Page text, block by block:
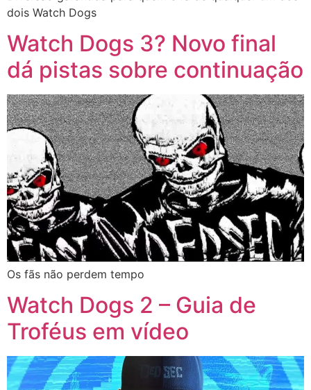
dois Watch Dogs
Watch Dogs 3? Novo final
dá pistas sobre continuação
Os fãs não perdem tempo
Watch Dogs 2 – Guia de
Troféus em vídeo